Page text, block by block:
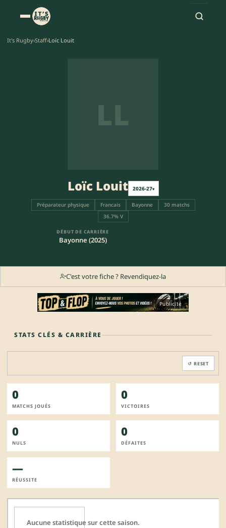
It's Rugby›Staff›Loïc Louit
LL
Loïc Louit 2026-27▾
Préparateur physique Francais Bayonne
30 matchs
36.7% V
DÉBUT DE CARRIÈRE
Bayonne (2025)
C'est votre fiche ? Revendiquez-la
Publicité
STATS CLÉS & CARRIÈRE
↺ RESET
0
MATCHS JOUÉS
0
VICTOIRES
0
NULS
0
DÉFAITES
—
RÉUSSITE
Aucune statistique sur cette saison.